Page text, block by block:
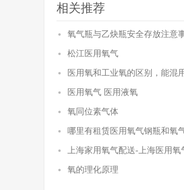
相关推荐
氧气瓶与乙炔瓶安全存放注意
松江医用氧气
医用氧和工业氧的区别，能混
医用氧气 医用液氧
氧同位素气体
哪里有租赁医用氧气钢瓶和氧
上海家用氧气配送-上海医用
氧的理化原理